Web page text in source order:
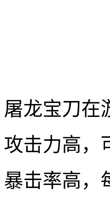
屠龙宝刀在
攻击力高，
暴击率高，